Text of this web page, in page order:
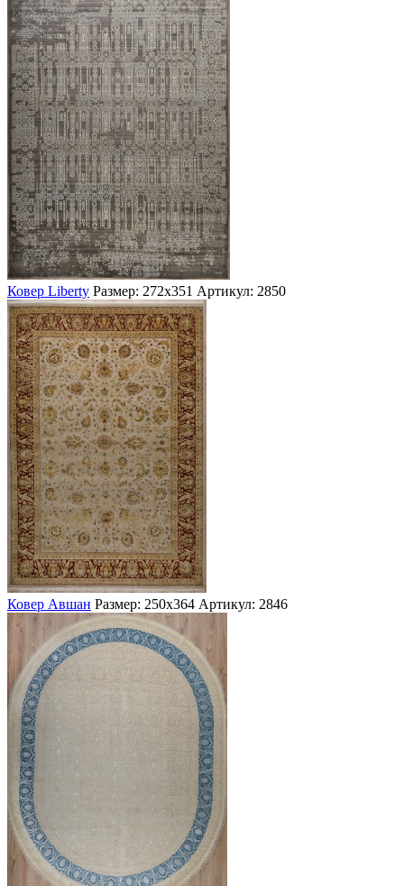
Ковер Liberty Размер: 272х351 Артикул: 2850
Ковер Авшан Размер: 250х364 Артикул: 2846